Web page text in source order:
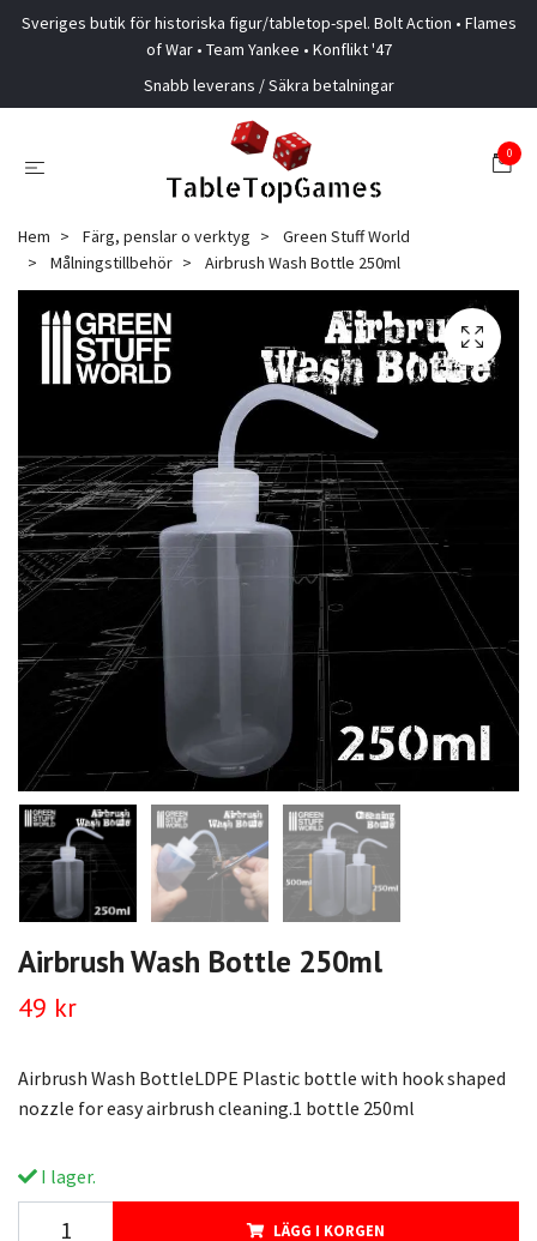
Sveriges butik för historiska figur/tabletop-spel. Bolt Action • Flames
of War • Team Yankee • Konflikt '47
Snabb leverans / Säkra betalningar
0
Hem Färg, penslar o verktyg
Green Stuff World
Målningstillbehör
Airbrush Wash Bottle 250ml
Airbrush Wash Bottle 250ml
49 kr
Airbrush Wash BottleLDPE Plastic bottle with hook shaped
nozzle for easy airbrush cleaning.1 bottle 250ml
I lager.
LÄGG I KORGEN